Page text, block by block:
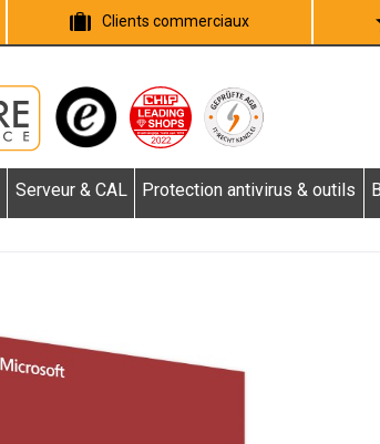
Clients commerciaux
Serveur & CAL Protection antivirus & outils